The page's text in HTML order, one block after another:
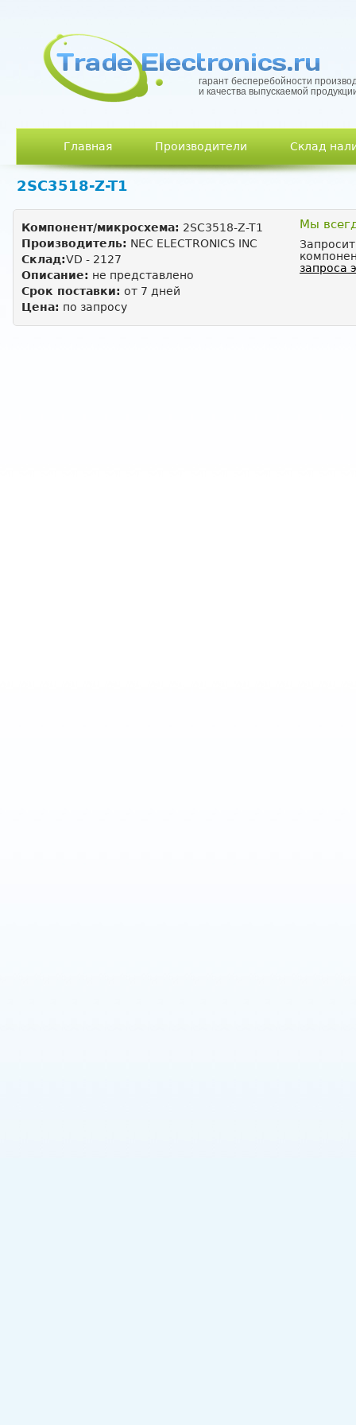
гарант бесперебойности
и качества выпускаемой
Главная Производители Склад
2SC3518-Z-T1
Компонент/микросхема: 2SC3518-Z-T1
Производитель: NEC ELECTRONICS INC
Склад:VD - 2127
Описание: не представлено
Срок поставки: от 7 дней
Цена: по запросу
Мы
запроса